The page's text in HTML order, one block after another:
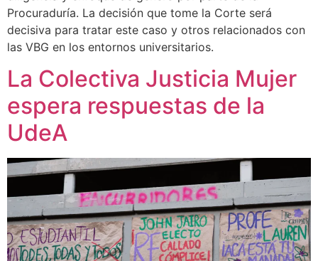
Procuraduría. La decisión que tome la Corte será
decisiva para tratar este caso y otros relacionados con
las VBG en los entornos universitarios.
La Colectiva Justicia Mujer
espera respuestas de la
UdeA